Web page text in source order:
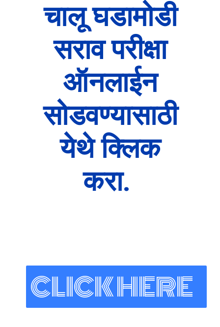
चालू घडामोडी
सराव परीक्षा
ऑनलाईन
सोडवण्यासाठी
येथे क्लिक
करा.
CLICK HERE